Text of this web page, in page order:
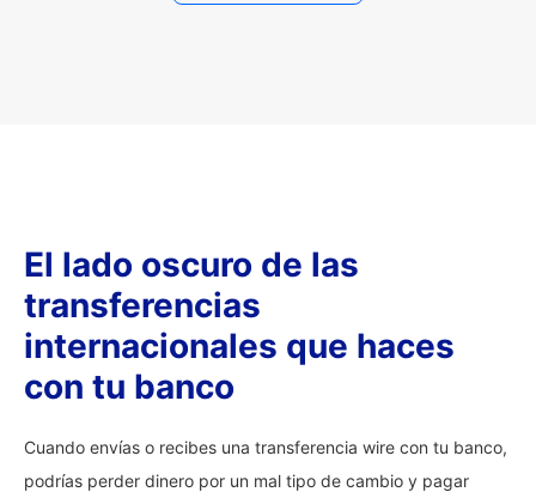
El lado oscuro de las
transferencias
internacionales que haces
con tu banco
Cuando envías o recibes una transferencia wire con tu banco,
podrías perder dinero por un mal tipo de cambio y pagar